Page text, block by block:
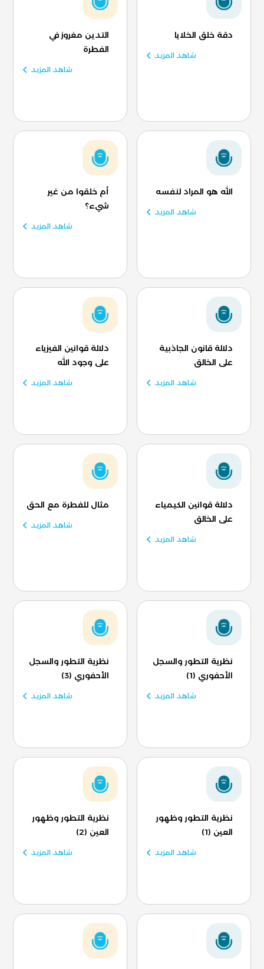
دقة خلق الخلايا
شاهد المزيد
التدين مغروز في
الفطرة
شاهد المزيد
الله هو المراد لنفسه
شاهد المزيد
أم خلقوا من غير
شيء؟
شاهد المزيد
دلالة قانون الجاذبية
على الخالق
شاهد المزيد
دلالة قوانين الفيزياء
على وجود الله
شاهد المزيد
دلالة قوانين الكيمياء
على الخالق
شاهد المزيد
مثال للفطرة مع الحق
شاهد المزيد
نظرية التطور والسجل
الأحفوري (1)
شاهد المزيد
نظرية التطور والسجل
الأحفوري (3)
شاهد المزيد
نظرية التطور وظهور
العين (1)
شاهد المزيد
نظرية التطور وظهور
العين (2)
شاهد المزيد